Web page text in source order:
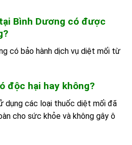
Bình Dương có được
có bảo hành dịch vụ diệt mối từ
độc hại hay không?
dụng các loại thuốc diệt mối đã
cho sức khỏe và không gây ô